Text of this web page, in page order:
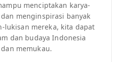
menciptakan karya-
menginspirasi banyak
lukisan mereka, kita dapat
dan budaya Indonesia
memukau.